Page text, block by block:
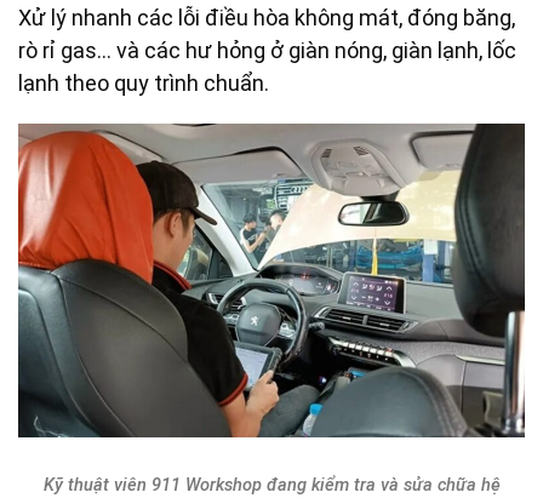
Xử lý nhanh các lỗi điều hòa không mát, đóng băng,
rò rỉ gas… và các hư hỏng ở giàn nóng, giàn lạnh, lốc
lạnh theo quy trình chuẩn.
Kỹ thuật viên 911 Workshop đang kiểm tra và sửa chữa hệ